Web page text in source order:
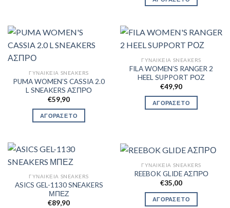
ΓΥΝΑΙΚΕΊΑ SNEAKERS
PUMA WOMEN’S CASSIA 2.0
L SNEAKERS ΑΣΠΡΟ
€59,90
ΑΓΟΡΑΣΕ ΤΟ
ΓΥΝΑΙΚΕΊΑ SNEAKERS
FILA WOMEN’S RANGER 2
HEEL SUPPORT ΡΟΖ
€49,90
ΑΓΟΡΑΣΕ ΤΟ
ΓΥΝΑΙΚΕΊΑ SNEAKERS
ASICS GEL-1130 SNEAKERS
ΜΠΕΖ
€89,90
ΓΥΝΑΙΚΕΊΑ SNEAKERS
REEBOK GLIDE ΑΣΠΡΟ
€35,00
ΑΓΟΡΑΣΕ ΤΟ